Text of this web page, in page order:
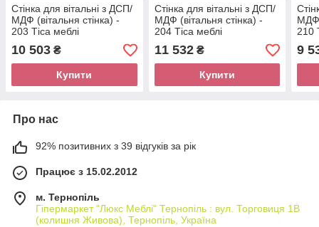
Стінка для вітальні з ДСП/
МДФ (вітальня стінка) -
203 Тіса меблі
10 503 ₴
Купити
Стінка для вітальні з ДСП/
МДФ (вітальня стінка) -
204 Тіса меблі
11 532₴
Купити
МДФ
210
9
Про нас
92% позитивних з 39 відгуків за рік
Працює з 15.02.2012
м. Тернопіль
Гіпермаркет "Люкс Меблі" Тернопіль : вул. Торговиця 1В
(колишня Живова), Тернопіль, Україна